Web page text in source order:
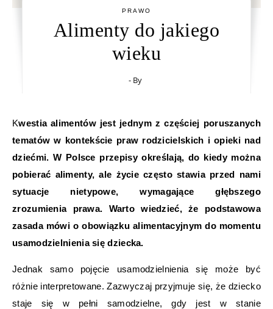
PRAWO
Alimenty do jakiego
wieku
- By
Kwestia alimentów jest jednym z częściej poruszanych
tematów w kontekście praw rodzicielskich i opieki nad
dziećmi. W Polsce przepisy określają, do kiedy można
pobierać alimenty, ale życie często stawia przed nami
sytuacje nietypowe, wymagające głębszego
zrozumienia prawa. Warto wiedzieć, że podstawowa
zasada mówi o obowiązku alimentacyjnym do momentu
usamodzielnienia się dziecka.
Jednak samo pojęcie usamodzielnienia się może być
różnie interpretowane. Zazwyczaj przyjmuje się, że dziecko
staje się w pełni samodzielne, gdy jest w stanie